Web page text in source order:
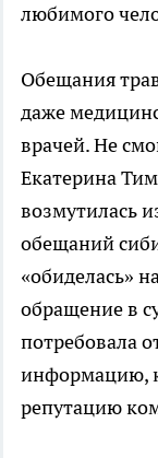
любимого
Обещания
даже
врачей. Не
Екатерина
возмутилась
обещаний
«обиделась»
обращение в
потребовала
информацию,
репутацию